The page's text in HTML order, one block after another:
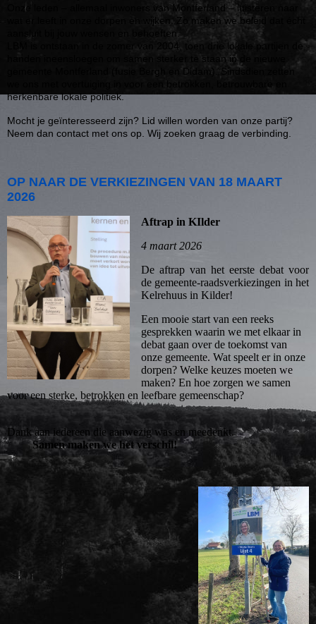
Onze leden – allemaal inwoners van Montferland – luisteren naar
wat er leeft in onze dorpen en wijken. Zo maken we beleid dat écht
aansluit bij jouw wensen en behoeften.
LBM is ontstaan in de zomer van 2004, toen drie lokale partijen de
handen ineensloegen om samen sterker te staan in de nieuwe
gemeente Montferland (fusie Bergh en Didam). Sindsdien zetten
herkenbare lokale politiek.
Mocht je geïnteresseerd zijn? Lid willen worden van onze partij?
Neem dan contact met ons op. Wij zoeken graag de verbinding.
OP NAAR DE VERKIEZINGEN VAN 18 MAART
2026
Aftrap in KIlder
4 maart 2026
De aftrap van het eerste debat voor
de gemeente-raadsverkiezingen in het
Kelrehuus in Kilder!
Een mooie start van een reeks
gesprekken waarin we met elkaar in
debat gaan over de toekomst van
onze gemeente. Wat speelt er in onze
dorpen? Welke keuzes moeten we
maken? En hoe zorgen we samen
voor een sterke, betrokken en leefbare gemeenschap?
Dank aan iedereen die aanwezig was en meedenkt.
Samen maken we het verschil!